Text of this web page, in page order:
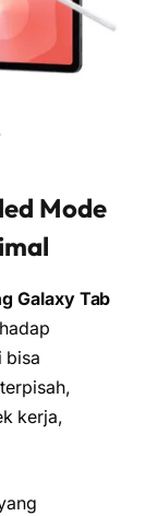
Mode
Galaxy Tab
bisa
kerja,